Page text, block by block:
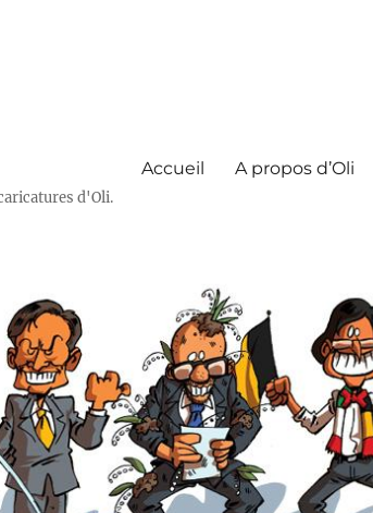
d'Oli.
Accueil A propos d’Oli